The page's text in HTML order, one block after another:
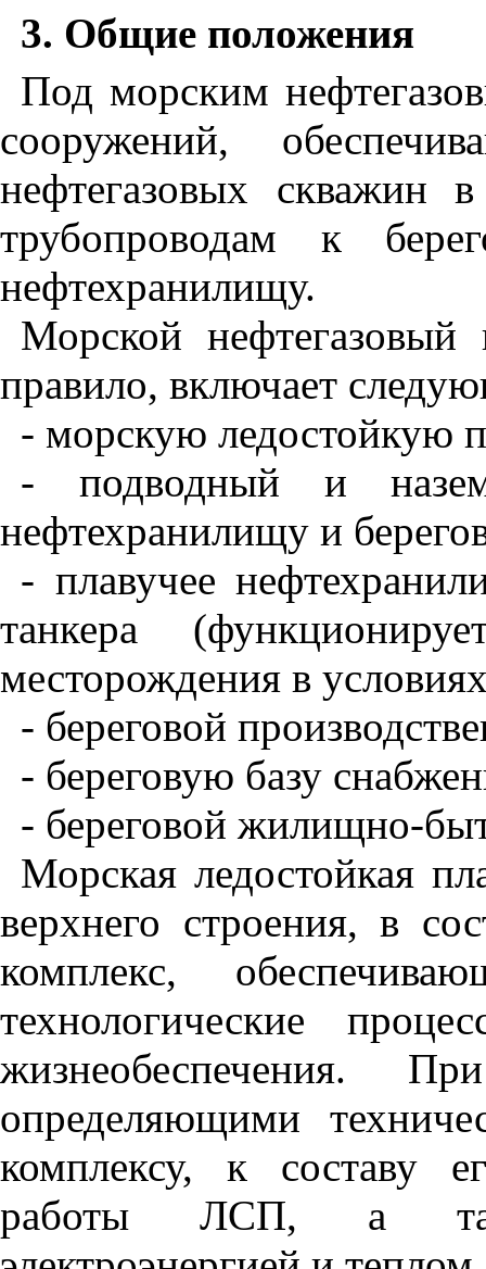
3. Общие положения
Под морским
сооружений,
нефтегазовых скважин
трубопроводам к
нефтехранилищу.
Морской
правило, включает
- морскую ледостойкую
- подводный и
нефтехранилищу и
- плавучее
танкера
месторождения в
- береговой
- береговую базу
- береговой жилищно-
Морская ледостойкая
верхнего строения, в
комплекс,
технологические
жизнеобеспечения.
определяющими
комплексу, к составу
работы ЛСП, а